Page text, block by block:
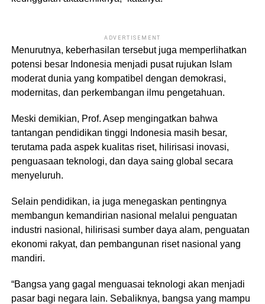
ADVERTISEMENT
Menurutnya, keberhasilan tersebut juga memperlihatkan
potensi besar Indonesia menjadi pusat rujukan Islam
moderat dunia yang kompatibel dengan demokrasi,
modernitas, dan perkembangan ilmu pengetahuan.
Meski demikian, Prof. Asep mengingatkan bahwa
tantangan pendidikan tinggi Indonesia masih besar,
terutama pada aspek kualitas riset, hilirisasi inovasi,
penguasaan teknologi, dan daya saing global secara
menyeluruh.
Selain pendidikan, ia juga menegaskan pentingnya
membangun kemandirian nasional melalui penguatan
industri nasional, hilirisasi sumber daya alam, penguatan
ekonomi rakyat, dan pembangunan riset nasional yang
mandiri.
“Bangsa yang gagal menguasai teknologi akan menjadi
pasar bagi negara lain. Sebaliknya, bangsa yang mampu